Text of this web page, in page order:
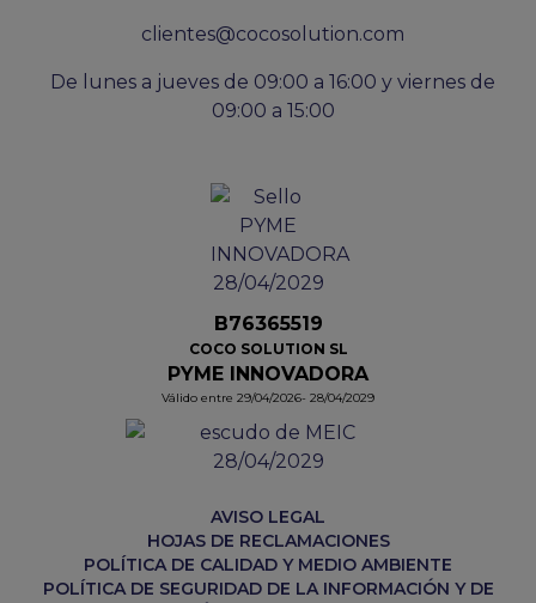
clientes@cocosolution.com
De lunes a jueves de 09:00 a 16:00 y viernes de
09:00 a 15:00
B76365519
COCO SOLUTION SL
PYME INNOVADORA
Válido entre 29/04/2026- 28/04/2029
AVISO LEGAL
HOJAS DE RECLAMACIONES
POLÍTICA DE CALIDAD Y MEDIO AMBIENTE
POLÍTICA DE SEGURIDAD DE LA INFORMACIÓN Y DE